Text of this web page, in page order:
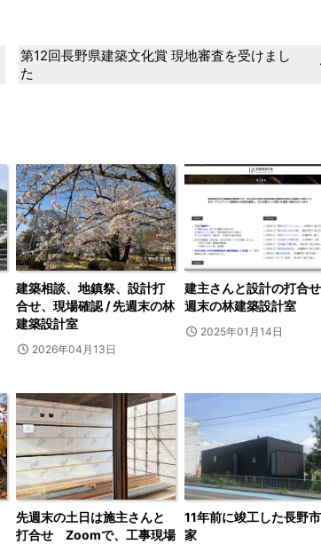
第12回長野県建築文化賞 現地審査を受けまし
た
建築相談、地鎮祭、設計打
合せ、現場確認 / 先週末の林
建築設計室
2026年04月13日
建主さんと設計の打合
週末の林建築設計室
2025年01月14日
先週末の土日は施主さんと
打合せ Zoomで、工事現場
11年前に竣工した長野
家